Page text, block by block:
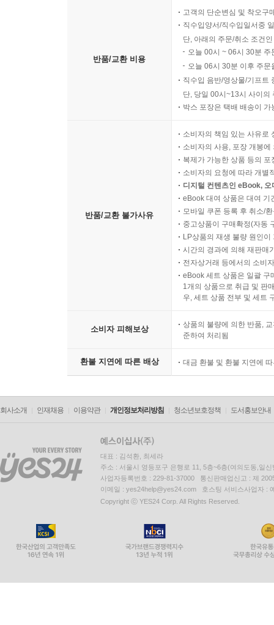
반품/교환 비용
고객의 단순변심 및 착오구
직수입양서/직수입일서중
단, 아래의 주문/취소 조건
오늘 00시 ~ 06시 30분
오늘 06시 30분 이후 주
직수입 음반/영상물/기프트
단, 당일 00시~13시 사이의
박스 포장은 택배 배송이
반품/교환 불가사유
소비자의 책임 있는 사유로
소비자의 사용, 포장 개봉
복제가 가능한 상품 등의
소비자의 요청에 따라 개별
디지털 컨텐츠인 eBook,
eBook 대여 상품은 대여 기
모바일 쿠폰 등록 후 취소/
중고상품이 구매확정(자동
LP상품의 재생 불량 원인
시간의 경과에 의해 재판매
전자상거래 등에서의 소비
eBook 세트 상품은 일괄 구
1개의 상품으로 취급 및 판
우, 세트 상품 전부 및 세트
소비자 피해보상
상품의 불량에 의한 반품,
준하여 처리됨
환불 지연에 따른 배상 대금 환불 및 환불 지연에
회사소개 인재채용 이용약관 개인정보처리방침 청소년보호정책 도서홍보안내
대표 : 김석환, 최세라
주소 : 서울시 영등포구 은행로 11, 5층~6층(여의도동,일신
사업자등록번호 : 229-81-37000 통신판매업신고 : 제
이메일 : yes24help@yes24.com 호스팅 서비스사업자 :
Copyright ⓒ YES24 Corp. All Rights Reserved.